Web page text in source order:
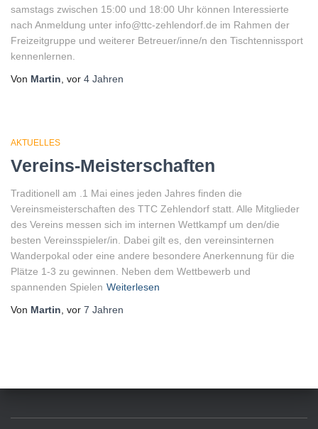
samstags zwischen 15:00 und 18:00 Uhr können Interessierte
nach Anmeldung unter info@ttc-zehlendorf.de im Rahmen der
Freizeitgruppe und weiterer Betreuer/inne/n den Tischtennissport
kennenlernen.
Von Martin , vor 4 Jahren
AKTUELLES
Vereins-Meisterschaften
Traditionell am .1 Mai eines jeden Jahres finden die
Vereinsmeisterschaften des TTC Zehlendorf statt. Alle Mitglieder
des Vereins messen sich im internen Wettkampf um den/die
besten Vereinsspieler/in. Dabei gilt es, den vereinsinternen
Wanderpokal oder eine andere besondere Anerkennung für die
Plätze 1-3 zu gewinnen. Neben dem Wettbewerb und
spannenden Spielen Weiterlesen
Von Martin , vor 7 Jahren